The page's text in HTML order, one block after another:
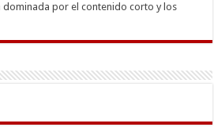
dominada por el contenido corto y los